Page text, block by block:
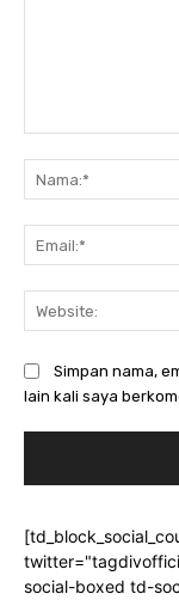
Simpan nama,
lain kali saya
social-boxed td-